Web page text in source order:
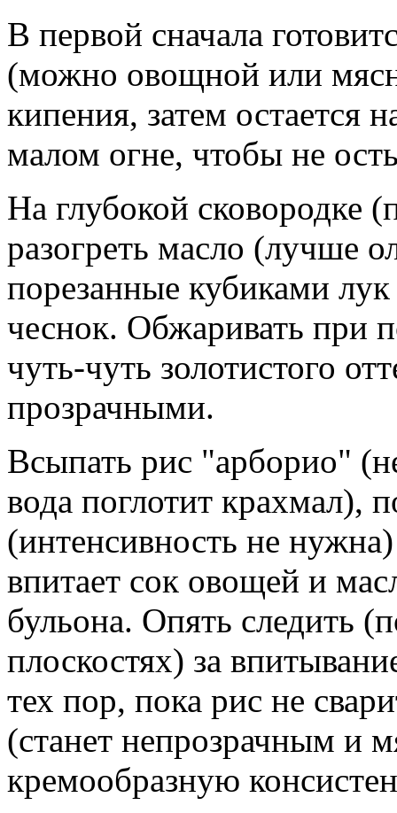
В первой сначала
(можно овощной или
кипения, затем остается
малом огне, чтобы не
На глубокой сковородке
разогреть масло (лучше
порезанные кубиками
чеснок. Обжаривать при
чуть-чуть золотистого
прозрачными.
Всыпать рис "арборио"
вода поглотит крахмал),
(интенсивность не
впитает сок овощей и
бульона. Опять следить
плоскостях) за
тех пор, пока рис не
(станет непрозрачным и
кремообразную